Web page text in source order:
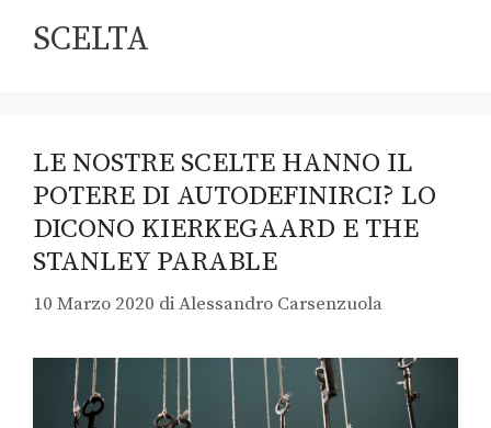
SCELTA
LE NOSTRE SCELTE HANNO IL
POTERE DI AUTODEFINIRCI? LO
DICONO KIERKEGAARD E THE
STANLEY PARABLE
10 Marzo 2020 diAlessandro Carsenzuola